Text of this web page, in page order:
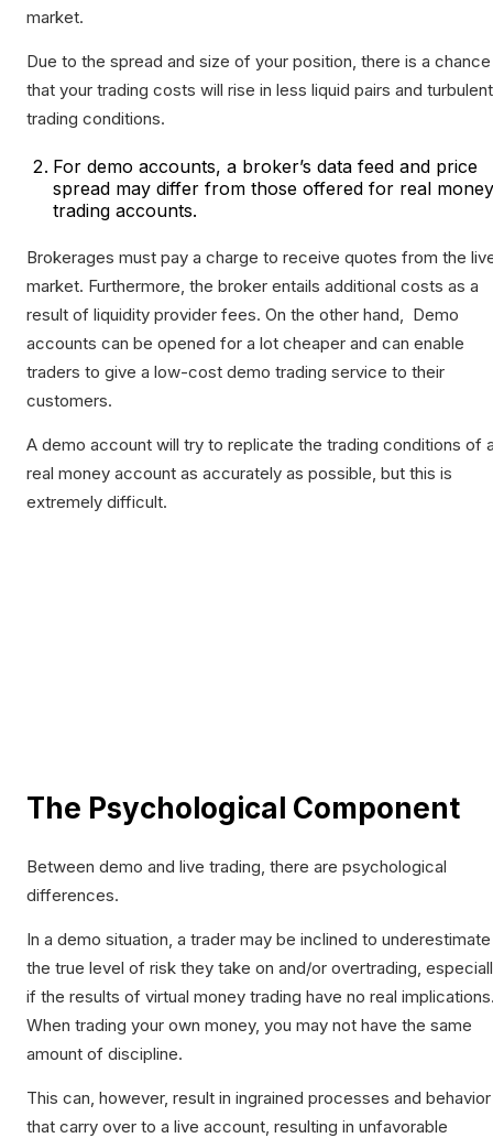
market.
Due to the spread and size of your position, there is a chance
that your trading costs will rise in less liquid pairs and turbulent
trading conditions.
For demo accounts, a broker’s data feed and price
spread may differ from those offered for real money
trading accounts.
Brokerages must pay a charge to receive quotes from the
market. Furthermore, the broker entails additional costs as a
result of liquidity provider fees. On the other hand, Demo
accounts can be opened for a lot cheaper and can enable
traders to give a low-cost demo trading service to their
customers.
A demo account will try to replicate the trading conditions of
real money account as accurately as possible, but this is
extremely difficult.
The Psychological Component
Between demo and live trading, there are psychological
differences.
In a demo situation, a trader may be inclined to underestimate
the true level of risk they take on and/or overtrading,
if the results of virtual money trading have no real
When trading your own money, you may not have the same
amount of discipline.
This can, however, result in ingrained processes and behavior
that carry over to a live account, resulting in unfavorable